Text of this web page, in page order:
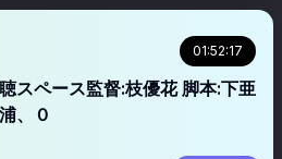
してる2nd Stage【ドラマ公式】あやひろ２
01:52:17
スペース監督:枝優花 脚本:下亜
、０